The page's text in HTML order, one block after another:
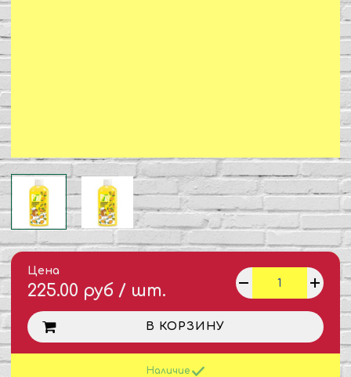
Цена
225.00 руб / шт.
В КОРЗИНУ
Наличие